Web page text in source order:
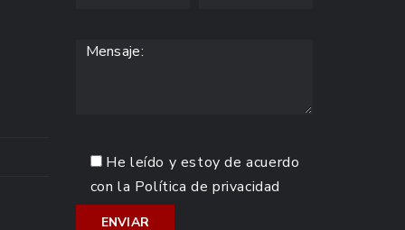
He leído y estoy de acuerdo
con la Política de privacidad